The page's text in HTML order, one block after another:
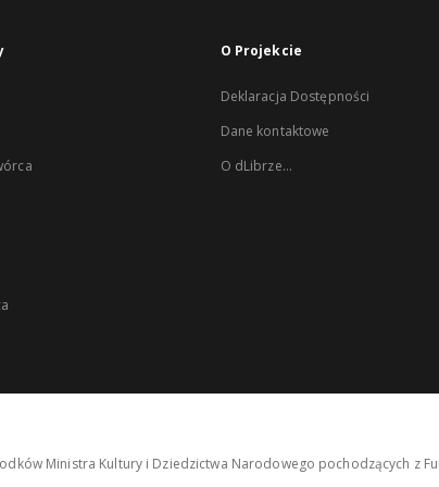
O Projekcie
Deklaracja Dostępności
Dane kontaktowe
O dLibrze...
Ministra Kultury i Dziedzictwa Narodowego pochodzących z